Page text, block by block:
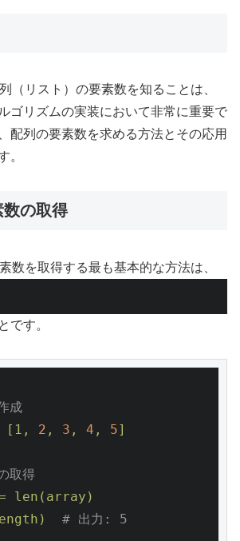
（リスト）の要素数を知ることは、
ゴリズムの実装において非常に重要で
配列の要素数を求める方法とその応用
。
の取得
数を取得する最も基本的な方法は、
です。
成
[1, 2 , 3 , 4 , 5]
取得
len(array)
# 出力: 5